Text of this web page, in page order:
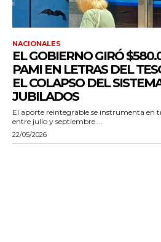
NACIONALES
EL GOBIERNO GIRÓ
PAMI EN LETRAS DEL
EL COLAPSO DEL
JUBILADOS
El aporte reintegrable se instrumenta en
entre julio y septiembre....
22/05/2026